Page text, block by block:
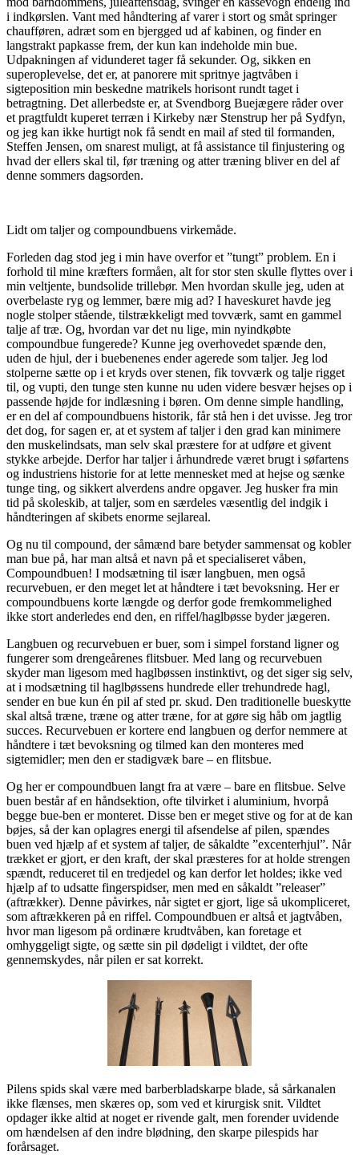
i indkørslen. Vant med håndtering af varer i stort og småt springer
chaufføren, adræt som en bjergged ud af kabinen, og finder en
langstrakt papkasse frem, der kun kan indeholde min bue.
Udpakningen af vidunderet tager få sekunder. Og, sikken en
superoplevelse, det er, at panorere mit spritnye jagtvåben i
sigteposition min beskedne matrikels horisont rundt taget i
betragtning. Det allerbedste er, at Svendborg Buejægere råder over
et pragtfuldt kuperet terræn i Kirkeby nær Stenstrup her på Sydfyn,
og jeg kan ikke hurtigt nok få sendt en mail af sted til formanden,
Steffen Jensen, om snarest muligt, at få assistance til finjustering og
hvad der ellers skal til, før træning og atter træning bliver en del af
denne sommers dagsorden.
Lidt om taljer og compoundbuens virkemåde.
Forleden dag stod jeg i min have overfor et ”tungt” problem. En i
forhold til mine kræfters formåen, alt for stor sten skulle flyttes over i
min veltjente, bundsolide trillebør. Men hvordan skulle jeg, uden at
overbelaste ryg og lemmer, bære mig ad? I haveskuret havde jeg
nogle stolper stående, tilstrækkeligt med tovværk, samt en gammel
talje af træ. Og, hvordan var det nu lige, min nyindkøbte
compoundbue fungerede? Kunne jeg overhovedet spænde den,
uden de hjul, der i buebenenes ender agerede som taljer. Jeg lod
stolperne sætte op i et kryds over stenen, fik tovværk og talje rigget
til, og vupti, den tunge sten kunne nu uden videre besvær hejses op i
passende højde for indlæsning i børen. Om denne simple handling,
er en del af compoundbuens historik, får stå hen i det uvisse. Jeg tror
det dog, for sagen er, at et system af taljer i den grad kan minimere
den muskelindsats, man selv skal præstere for at udføre et givent
stykke arbejde. Derfor har taljer i århundrede været brugt i søfartens
og industriens historie for at lette mennesket med at hejse og sænke
tunge ting, og sikkert alverdens andre opgaver. Jeg husker fra min
tid på skoleskib, at taljer, som en særdeles væsentlig del indgik i
håndteringen af skibets enorme sejlareal.
Og nu til compound, der såmænd bare betyder sammensat og kobler
man bue på, har man altså et navn på et specialiseret våben,
Compoundbuen! I modsætning til især langbuen, men også
recurvebuen, er den meget let at håndtere i tæt bevoksning. Her er
compoundbuens korte længde og derfor gode fremkommelighed
ikke stort anderledes end den, en riffel/haglbøsse byder jægeren.
Langbuen og recurvebuen er buer, som i simpel forstand ligner og
fungerer som drengeårenes flitsbuer. Med lang og recurvebuen
skyder man ligesom med haglbøssen instinktivt, og det siger sig selv,
at i modsætning til haglbøssens hundrede eller trehundrede hagl,
sender en bue kun én pil af sted pr. skud. Den traditionelle bueskytte
skal altså træne, træne og atter træne, for at gøre sig håb om jagtlig
succes. Recurvebuen er kortere end langbuen og derfor nemmere at
håndtere i tæt bevoksning og tilmed kan den monteres med
sigtemidler; men den er stadigvæk bare – en flitsbue.
Og her er compoundbuen langt fra at være – bare en flitsbue. Selve
buen består af en håndsektion, ofte tilvirket i aluminium, hvorpå
begge bue-ben er monteret. Disse ben er meget stive og for at de kan
bøjes, så der kan oplagres energi til afsendelse af pilen, spændes
buen ved hjælp af et system af taljer, de såkaldte ”excenterhjul”. Når
trækket er gjort, er den kraft, der skal præsteres for at holde strengen
spændt, reduceret til en tredjedel og kan derfor let holdes; ikke ved
hjælp af to udsatte fingerspidser, men med en såkaldt ”releaser”
(aftrækker). Denne påvirkes, når sigtet er gjort, lige så ukompliceret,
som aftrækkeren på en riffel. Compoundbuen er altså et jagtvåben,
hvor man ligesom på ordinære krudtvåben, kan foretage et
omhyggeligt sigte, og sætte sin pil dødeligt i vildtet, der ofte
gennemskydes, når pilen er sat korrekt.
Pilens spids skal være med barberbladskarpe blade, så sårkanalen
ikke flænses, men skæres op, som ved et kirurgisk snit. Vildtet
opdager ikke altid at noget er rivende galt, men forender uvidende
om hændelsen af den indre blødning, den skarpe pilespids har
forårsaget.